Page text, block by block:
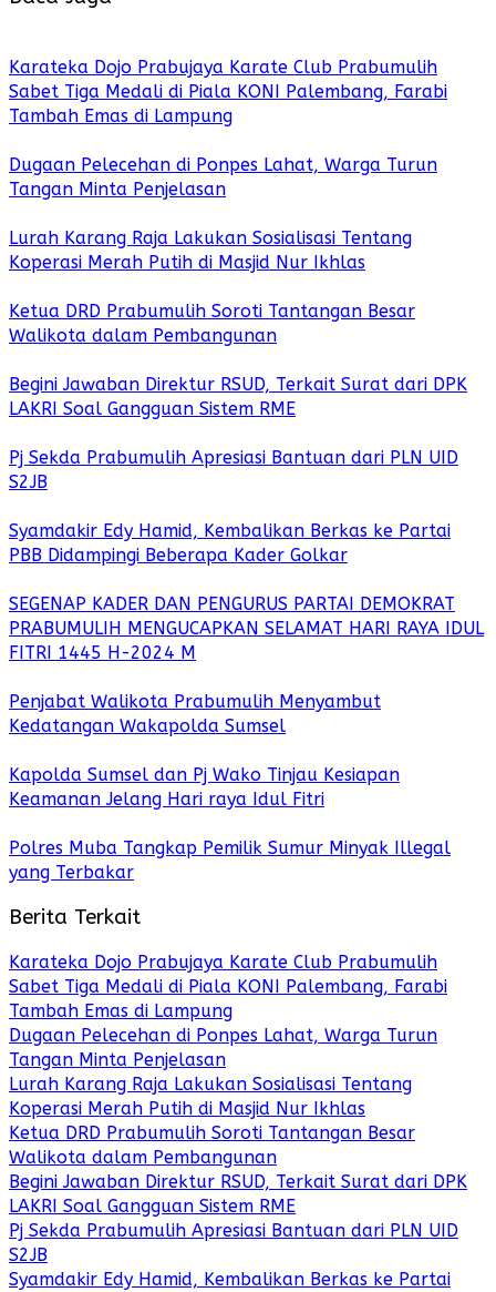
Karateka Dojo Prabujaya Karate Club Prabumulih
Sabet Tiga Medali di Piala KONI Palembang, Farabi
Tambah Emas di Lampung
Dugaan Pelecehan di Ponpes Lahat, Warga Turun
Tangan Minta Penjelasan
Lurah Karang Raja Lakukan Sosialisasi Tentang
Koperasi Merah Putih di Masjid Nur Ikhlas
Ketua DRD Prabumulih Soroti Tantangan Besar
Walikota dalam Pembangunan
Begini Jawaban Direktur RSUD, Terkait Surat dari DPK
LAKRI Soal Gangguan Sistem RME
Pj Sekda Prabumulih Apresiasi Bantuan dari PLN UID
S2JB
Syamdakir Edy Hamid, Kembalikan Berkas ke Partai
PBB Didampingi Beberapa Kader Golkar
SEGENAP KADER DAN PENGURUS PARTAI DEMOKRAT
PRABUMULIH MENGUCAPKAN SELAMAT HARI RAYA IDUL
FITRI 1445 H-2024 M
Penjabat Walikota Prabumulih Menyambut
Kedatangan Wakapolda Sumsel
Kapolda Sumsel dan Pj Wako Tinjau Kesiapan
Keamanan Jelang Hari raya Idul Fitri
Polres Muba Tangkap Pemilik Sumur Minyak Illegal
yang Terbakar
Berita Terkait
Karateka Dojo Prabujaya Karate Club Prabumulih
Sabet Tiga Medali di Piala KONI Palembang, Farabi
Tambah Emas di Lampung
Dugaan Pelecehan di Ponpes Lahat, Warga Turun
Tangan Minta Penjelasan
Lurah Karang Raja Lakukan Sosialisasi Tentang
Koperasi Merah Putih di Masjid Nur Ikhlas
Ketua DRD Prabumulih Soroti Tantangan Besar
Walikota dalam Pembangunan
Begini Jawaban Direktur RSUD, Terkait Surat dari DPK
LAKRI Soal Gangguan Sistem RME
Pj Sekda Prabumulih Apresiasi Bantuan dari PLN UID
S2JB
Syamdakir Edy Hamid, Kembalikan Berkas ke Partai